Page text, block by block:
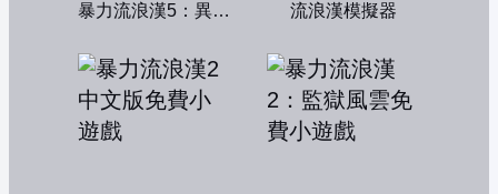
暴力流浪漢5：異形獵殺 流浪漢模擬器